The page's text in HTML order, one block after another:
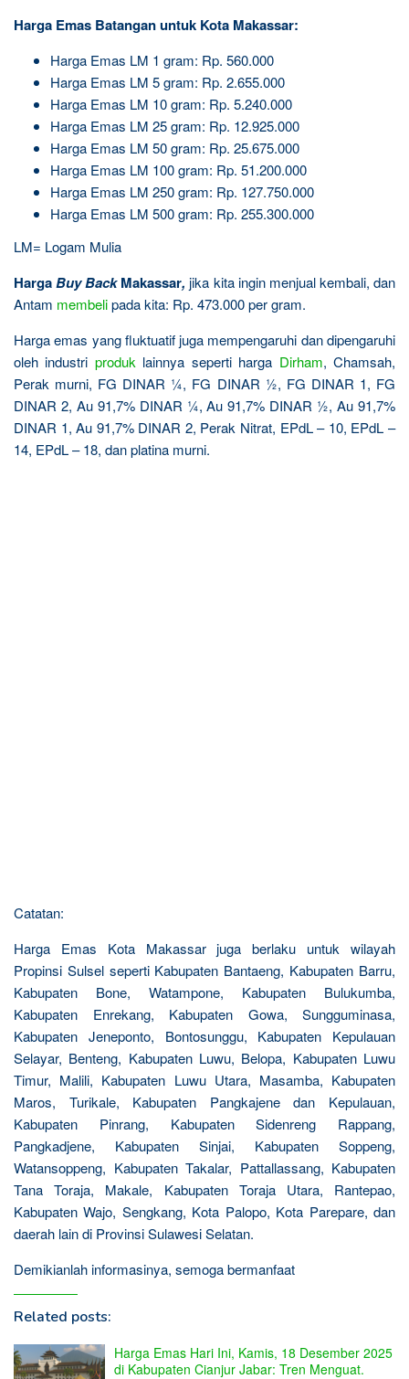
Harga Emas Batangan untuk Kota Makassar:
Harga Emas LM 1 gram: Rp. 560.000
Harga Emas LM 5 gram: Rp. 2.655.000
Harga Emas LM 10 gram: Rp. 5.240.000
Harga Emas LM 25 gram: Rp. 12.925.000
Harga Emas LM 50 gram: Rp. 25.675.000
Harga Emas LM 100 gram: Rp. 51.200.000
Harga Emas LM 250 gram: Rp. 127.750.000
Harga Emas LM 500 gram: Rp. 255.300.000
LM= Logam Mulia
HargaBuy BackMakassar, jika kita ingin menjual kembali, dan
Antam membelipada kita: Rp. 473.000 per gram.
Harga emas yang fluktuatif juga mempengaruhi dan dipengaruhi
oleh industri produk lainnya seperti harga Dirham, Chamsah,
Perak murni, FG DINAR ¼, FG DINAR ½, FG DINAR 1, FG
DINAR 2, Au 91,7% DINAR ¼, Au 91,7% DINAR ½, Au 91,7%
DINAR 1, Au 91,7% DINAR 2, Perak Nitrat, EPdL – 10, EPdL –
14, EPdL – 18, dan platina murni.
Catatan:
Harga Emas Kota Makassar juga berlaku untuk wilayah
Propinsi Sulsel seperti Kabupaten Bantaeng, Kabupaten Barru,
Kabupaten Bone, Watampone, Kabupaten Bulukumba,
Kabupaten Enrekang, Kabupaten Gowa, Sungguminasa,
Kabupaten Jeneponto, Bontosunggu, Kabupaten Kepulauan
Selayar, Benteng, Kabupaten Luwu, Belopa, Kabupaten Luwu
Timur, Malili, Kabupaten Luwu Utara, Masamba, Kabupaten
Maros, Turikale, Kabupaten Pangkajene dan Kepulauan,
Kabupaten Pinrang, Kabupaten Sidenreng Rappang,
Pangkadjene, Kabupaten Sinjai, Kabupaten Soppeng,
Watansoppeng, Kabupaten Takalar, Pattallassang, Kabupaten
Tana Toraja, Makale, Kabupaten Toraja Utara, Rantepao,
Kabupaten Wajo, Sengkang, Kota Palopo, Kota Parepare, dan
daerah lain di Provinsi Sulawesi Selatan.
Demikianlah informasinya, semoga bermanfaat
Related posts:
Harga Emas Hari Ini, Kamis, 18 Desember 2025
di Kabupaten Cianjur Jabar: Tren Menguat.